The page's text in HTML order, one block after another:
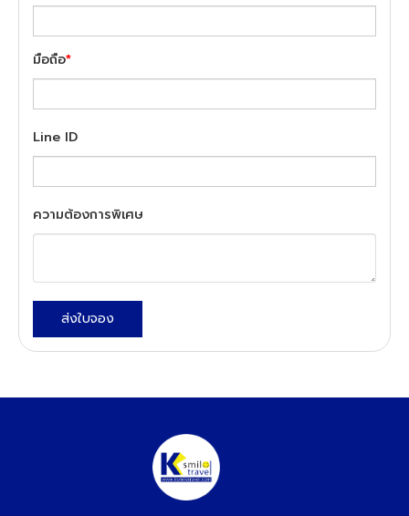
มือถือ*
Line ID
ความต้องการพิเศษ
ส่งใบจอง